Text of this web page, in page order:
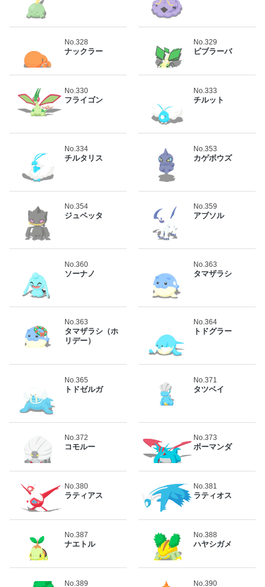
No.328
ナックラー
No.329
ビブラーバ
No.330
フライゴン
No.333
チルット
No.334
チルタリス
No.353
カゲボウズ
No.354
ジュペッタ
No.359
アブソル
No.360
ソーナノ
No.363
タマザラシ
No.363
タマザラシ（ホ
リデー）
No.364
トドグラー
No.365
トドゼルガ
No.371
タツベイ
No.372
コモルー
No.373
ボーマンダ
No.380
ラティアス
No.381
ラティオス
No.387
ナエトル
No.388
ハヤシガメ
No.389 No.390